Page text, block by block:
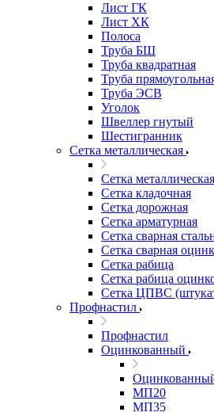
Лист ГК
Лист ХК
Полоса
Труба БШ
Труба квадратная
Труба
Труба ЭСВ
Уголок
Швеллер гнутый
Шестигранник
Сетка металлическая
Сетка металлическая
Сетка кладочная
Сетка дорожная
Сетка арматурная
Сетка сварная
Сетка сварная
Сетка рабица
Сетка рабица
Сетка ЦПВС
Профнастил
Профнастил
Оцинкованный
МП20
МП35